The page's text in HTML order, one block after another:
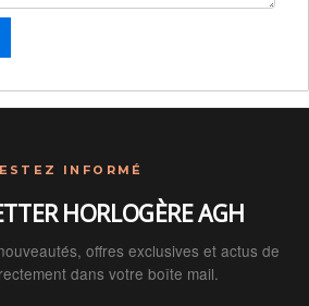
INFORMÉ
HORLOGÈRE AGH
offres exclusives et actus de
dans votre boîte mail.